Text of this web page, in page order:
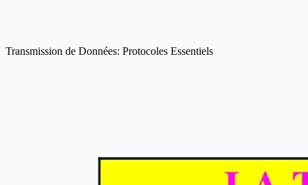
Transmission de Données: Protocoles Essentiels